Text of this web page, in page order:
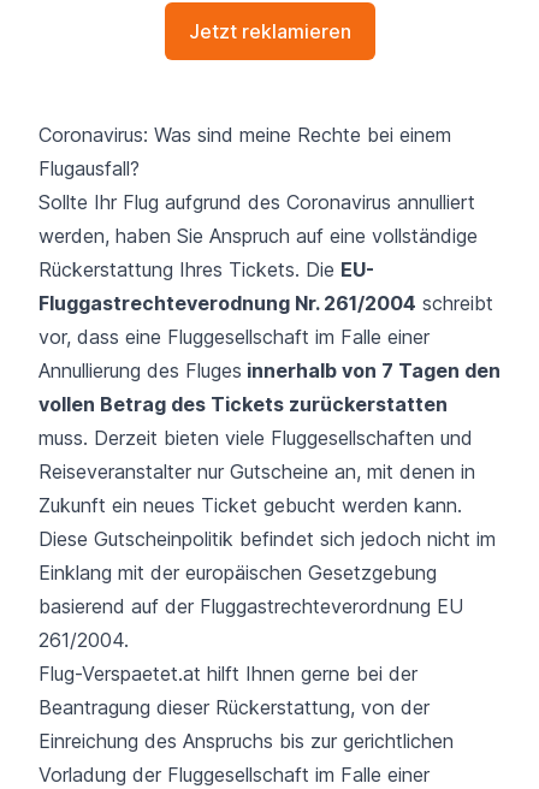
Jetzt reklamieren
Coronavirus: Was sind meine Rechte bei einem
Flugausfall?
Sollte Ihr Flug aufgrund des Coronavirus annulliert
werden, haben Sie Anspruch auf eine vollständige
Rückerstattung Ihres Tickets. Die EU-
Fluggastrechteverodnung Nr. 261/2004 schreibt
vor, dass eine Fluggesellschaft im Falle einer
Annullierung des Fluges innerhalb von 7 Tagen den
vollen Betrag des Tickets zurückerstatten
muss. Derzeit bieten viele Fluggesellschaften und
Reiseveranstalter nur Gutscheine an, mit denen in
Zukunft ein neues Ticket gebucht werden kann.
Diese Gutscheinpolitik befindet sich jedoch nicht im
Einklang mit der europäischen Gesetzgebung
basierend auf der Fluggastrechteverordnung EU
261/2004.
Flug-Verspaetet.at hilft Ihnen gerne bei der
Beantragung dieser Rückerstattung, von der
Einreichung des Anspruchs bis zur gerichtlichen
Vorladung der Fluggesellschaft im Falle einer